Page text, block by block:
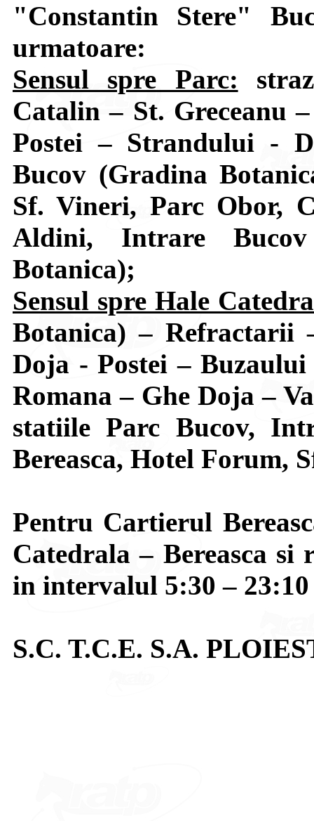
"Constantin Stere"
urmatoare:
Sensul spre Parc:
Catalin – St. Greceanu
Postei – Strandului -
Bucov (Gradina
Sf. Vineri, Parc Obor,
Aldini, Intrare
Botanica);
Sensul spre Hale
Botanica) – Refractarii
Doja - Postei –
Romana – Ghe Doja –
statiile Parc Bucov,
Bereasca, Hotel Forum,
Pentru Cartierul
Catedrala – Bereasca
in intervalul 5:30 – 23:10
S.C. T.C.E. S.A.